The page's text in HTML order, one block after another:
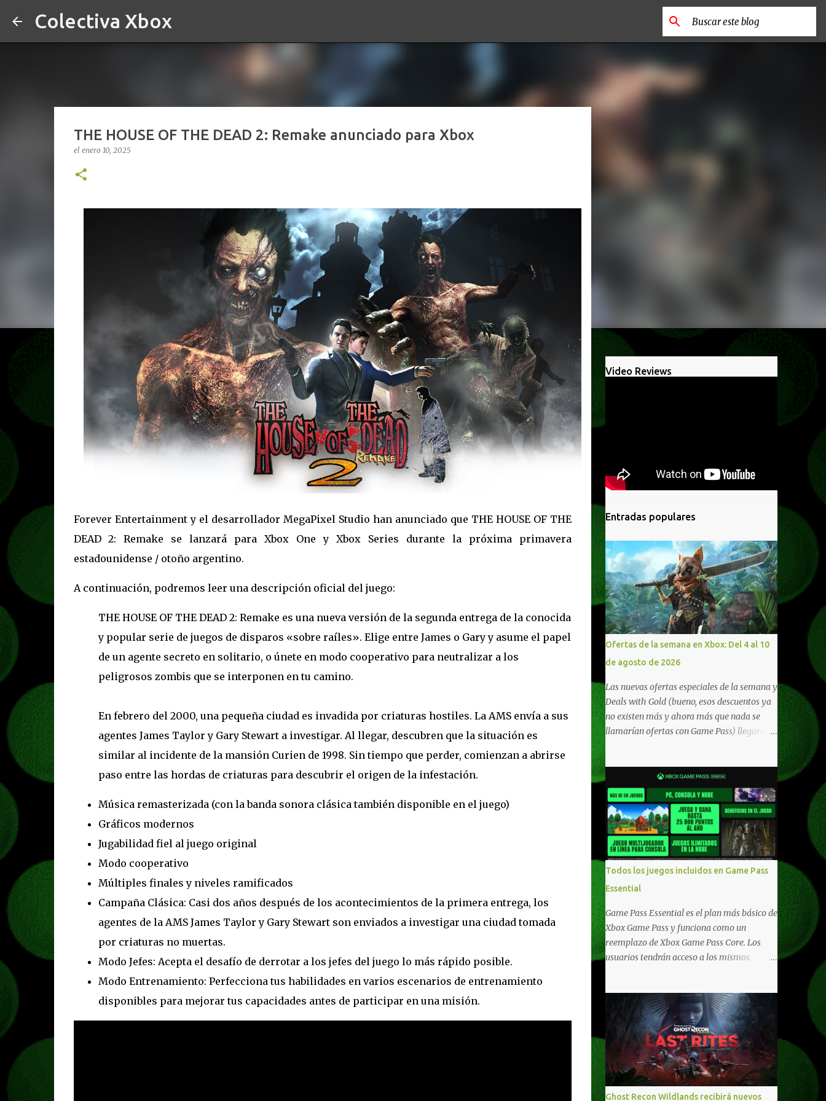
Colectiva Xbox
THE HOUSE OF THE DEAD 2: Remake anunciado para Xbox
el enero 10, 2025
Forever Entertainment y el desarrollador MegaPixel Studio han anunciado que THE HOUSE OF THE
DEAD 2: Remake se lanzará para Xbox One y Xbox Series durante la próxima primavera
estadounidense / otoño argentino.
A continuación, podremos leer una descripción oficial del juego:
THE HOUSE OF THE DEAD 2: Remake es una nueva versión de la segunda entrega de la conocida
y popular serie de juegos de disparos «sobre raíles». Elige entre James o Gary y asume el papel
de un agente secreto en solitario, o únete en modo cooperativo para neutralizar a los
peligrosos zombis que se interponen en tu camino.
En febrero del 2000, una pequeña ciudad es invadida por criaturas hostiles. La AMS envía a sus
agentes James Taylor y Gary Stewart a investigar. Al llegar, descubren que la situación es
similar al incidente de la mansión Curien de 1998. Sin tiempo que perder, comienzan a abrirse
paso entre las hordas de criaturas para descubrir el origen de la infestación.
Música remasterizada (con la banda sonora clásica también disponible en el juego)
Gráficos modernos
Jugabilidad fiel al juego original
Modo cooperativo
Múltiples finales y niveles ramificados
Campaña Clásica: Casi dos años después de los acontecimientos de la primera entrega, los
agentes de la AMS James Taylor y Gary Stewart son enviados a investigar una ciudad tomada
por criaturas no muertas.
Modo Jefes: Acepta el desafío de derrotar a los jefes del juego lo más rápido posible.
Modo Entrenamiento: Perfecciona tus habilidades en varios escenarios de entrenamiento
disponibles para mejorar tus capacidades antes de participar en una misión.
Video Reviews
Entradas populares
Ofertas de la semana en Xbox: Del 4 al 10
de agosto de 2026
Las nuevas ofertas especiales de la semana y
Deals with Gold (bueno, esos descuentos ya
no existen más y ahora más que nada se
llamarían ofertas con Game Pass) llegaron a
10/11, varios de los juegos que están de
oferta también cuentan con soporte para
Xbox Play Anywhere, lo que nos permite
jugarlos y mantener un progreso
compartido en Windows PC y Xbox, y
tenemos un listado de juegos compatibles
por acá . ¿Aún necesitas una mano con las
compras? Tenemos un tutorial extenso o en
vídeo para que se quiten todas las dudas
generales de cómo hacer compras en Xbox .
Podes consultar un listado más completo de
promociones desde xbox.com. El post puede
tener actualizaciones regulares o cambios
- México Ofertas - Estados Unidos Ofertas -
España Todas las ofertas de Xbox One
también aplican a Xbox Series, a excepción
de los jue...
Todos los juegos incluidos en Game Pass
Essential
Game Pass Essential es el plan más básico de
Xbox Game Pass y funciona como un
reemplazo de Xbox Game Pass Core. Los
usuarios tendrán acceso a los mismos
adicionales que fueron anunciados
recientemente. Essential incluirá como
novedades una serie de ventajas para
diferentes juegos free to play que están en
Xbox y PC, que van desde skins, desbloqueo
de personajes, paquetes de armas hasta
emotes, monedas virtuales y más para
Ghost Recon Wildlands recibirá nuevos